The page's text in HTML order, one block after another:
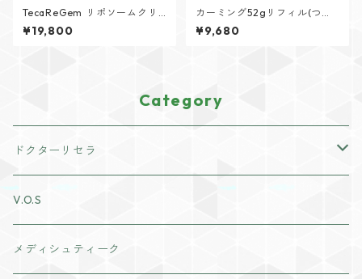
TecaReGem リポソームクリ
ーム
¥19,800
カーミング52gリフィル(つけ
替え用)
¥9,680
Category
ドクターリセラ
アクアヴィーナススキンケア
クレンジング・洗顔
ナチュリスティーアクレス
V.O.S
メディシュティーク